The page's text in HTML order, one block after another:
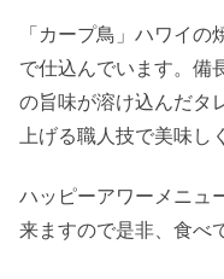
「カープ鳥」ハワイ
で仕込んでいます。備
の旨味が溶け込んだタ
上げる職人技で美味し
ハッピーアワーメニュ
来ますので是非、食べ